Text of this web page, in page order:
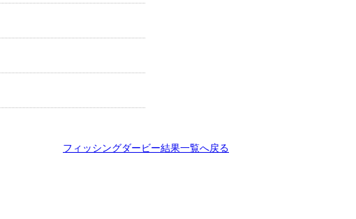
フィッシングダービー結果一覧へ戻る